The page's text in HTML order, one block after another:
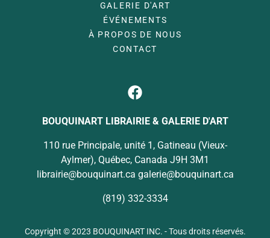
GALERIE D'ART
ÉVÉNEMENTS
À PROPOS DE NOUS
CONTACT
BOUQUINART LIBRAIRIE & GALERIE D'ART
110 rue Principale, unité 1, Gatineau (Vieux-
Aylmer), Québec, Canada J9H 3M1
librairie@bouquinart.ca galerie@bouquinart.ca
(819) 332-3334
Copyright © 2023 BOUQUINART INC. - Tous droits réservés.